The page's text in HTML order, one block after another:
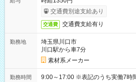
交通費別途支給あり
交通費 交通費支給有り
勤務地
埼玉県川口市
川口駅から車7分
素材系メーカー
勤務時間 9:00～17:00 ※表記のうち実働7